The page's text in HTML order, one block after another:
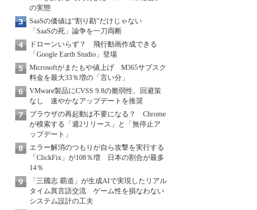
の実態
SaaSの価値は“割り勘”だけじゃない
「SaaSの死」論争を一刀両断
ドローンいらず？ 飛行動画作成できる
「Google Earth Studio」登場
Microsoftがまたもや値上げ M365サブスク
料金を最大33％増の「言い分」
VMware製品にCVSS 9.8の脆弱性、回避策
なし 速やかなアップデートを推奨
ブラウザの再起動は不要になる？ Chrome
が模索する「週2リリース」と「無停止ア
ップデート」
エラー解消のつもりが自ら攻撃を実行する
「ClickFix」が108％増 日本の割合が最多
14％
「三國志 覇道」が生成AIで実現したリアル
タイム異言語交流 ゲーム性を損なわない
システム設計の工夫